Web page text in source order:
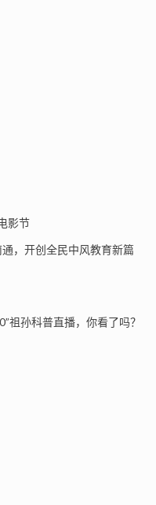
影节
，开创全民中风教育新篇
祖孙科普直播，你看了吗？